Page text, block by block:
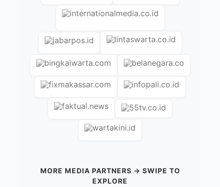
Isuzu mu-X Terbaru Mengguncang GIIAS Siap Libas
Ambisi Gila CFMoto Sasar Puncak Balap
Bom Waktu di Jalan Raya Terkuak di GIIAS